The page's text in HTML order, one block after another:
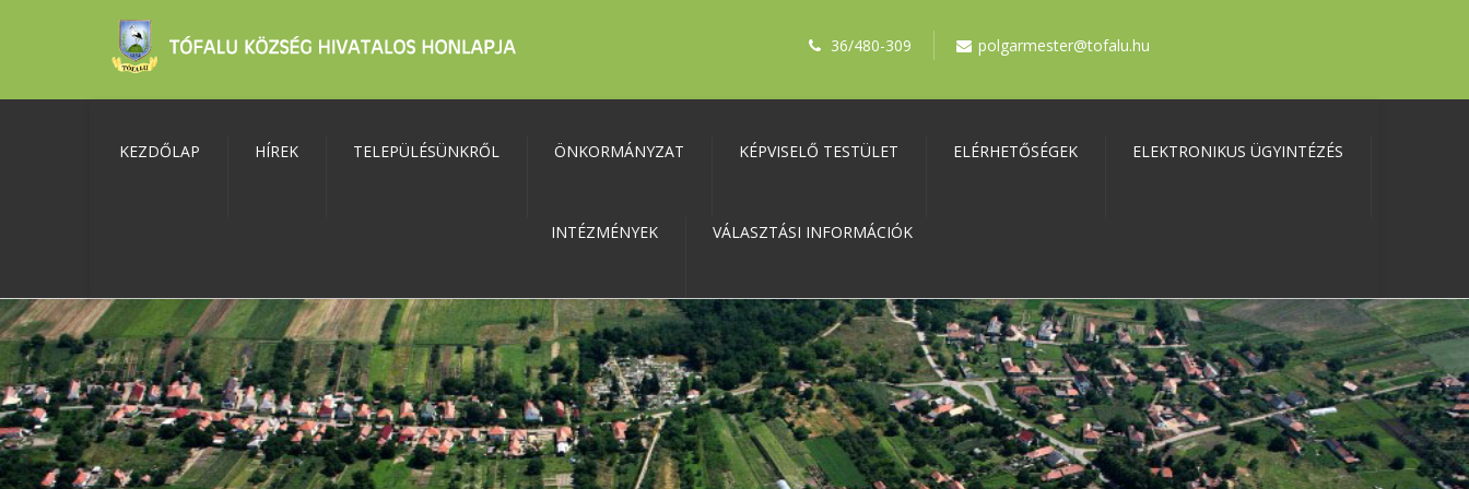
36/480-309 polgarmester@tofalu.hu
KEZDŐLAP HÍREK TELEPÜLÉSÜNKRŐL ÖNKORMÁNYZAT KÉPVISELŐ TESTÜLET ELÉRHETŐSÉGEK ELEKTRONIKUS ÜGYINTÉZÉS
INTÉZMÉNYEK VÁLASZTÁSI INFORMÁCIÓK